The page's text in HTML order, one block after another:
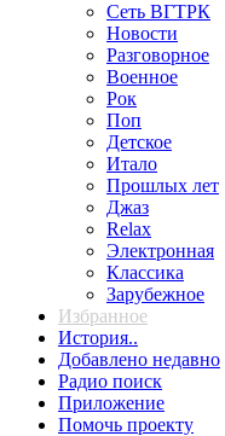
Сеть ВГТРК
Новости
Разговорное
Военное
Рок
Поп
Детское
Итало
Прошлых лет
Джаз
Relax
Электронная
Классика
Зарубежное
Избранное
История..
Добавлено недавно
Радио поиск
Приложение
Помочь проекту